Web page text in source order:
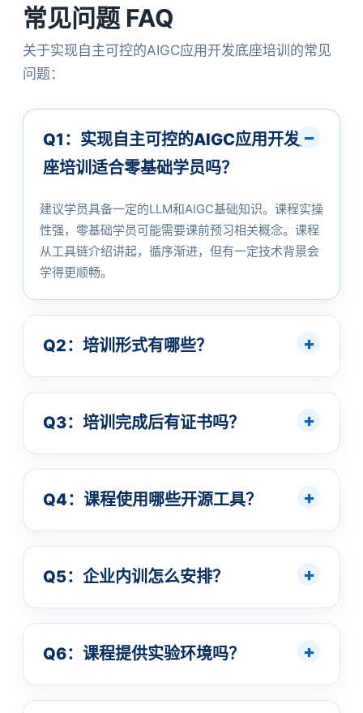
常见问题 FAQ
关于实现自主可控的AIGC应用开发底座培训的常见
问题：
Q1：实现自主可控的AIGC应用开发底
座培训适合零基础学员吗？
建议学员具备一定的LLM和AIGC基础知识。课程实操
性强，零基础学员可能需要课前预习相关概念。课程
从工具链介绍讲起，循序渐进，但有一定技术背景会
学得更顺畅。
Q2：培训形式有哪些？
Q3：培训完成后有证书吗？
Q4：课程使用哪些开源工具？
Q5：企业内训怎么安排？
Q6：课程提供实验环境吗？